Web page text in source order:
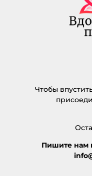
Чтобы
Пишите нам